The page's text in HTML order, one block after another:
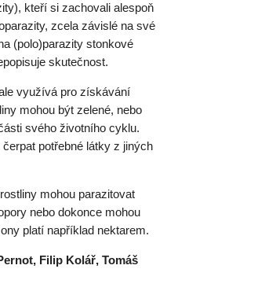
kteří si zachovali alespoň
zcela závislé na své
(polo)parazity stonkové
skutečnost.
využívá pro získávání
mohou být zelené, nebo
svého životního cyklu.
potřebné látky z jiných
mohou parazitovat
nebo dokonce mohou
platí například nektarem.
Filip Kolář, Tomáš